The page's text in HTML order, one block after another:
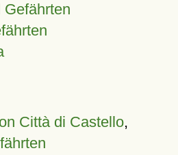
Gefährten
Città di Castello,